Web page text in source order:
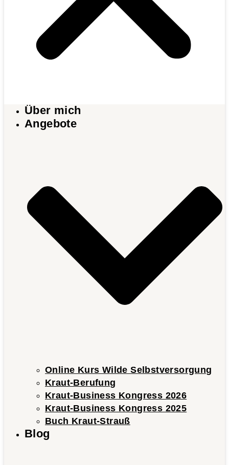
Über mich
Angebote
Online Kurs Wilde Selbstversorgung
Kraut-Berufung
Kraut-Business Kongress 2026
Kraut-Business Kongress 2025
Buch Kraut-Strauß
Blog